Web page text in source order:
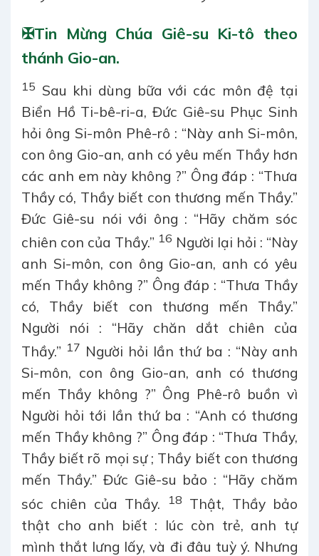
✠Tin Mừng Chúa Giê-su Ki-tô theo
thánh Gio-an.
15 Sau khi dùng bữa với các môn đệ tại
Biển Hồ Ti-bê-ri-a, Đức Giê-su Phục Sinh
hỏi ông Si-môn Phê-rô : “Này anh Si-môn,
con ông Gio-an, anh có yêu mến Thầy hơn
các anh em này không ?” Ông đáp : “Thưa
Thầy có, Thầy biết con thương mến Thầy.”
Đức Giê-su nói với ông : “Hãy chăm sóc
chiên con của Thầy.” 16 Người lại hỏi : “Này
anh Si-môn, con ông Gio-an, anh có yêu
mến Thầy không ?” Ông đáp : “Thưa Thầy
có, Thầy biết con thương mến Thầy.”
Người nói : “Hãy chăn dắt chiên của
Thầy.” 17 Người hỏi lần thứ ba : “Này anh
Si-môn, con ông Gio-an, anh có thương
mến Thầy không ?” Ông Phê-rô buồn vì
Người hỏi tới lần thứ ba : “Anh có thương
mến Thầy không ?” Ông đáp : “Thưa Thầy,
Thầy biết rõ mọi sự ; Thầy biết con thương
mến Thầy.” Đức Giê-su bảo : “Hãy chăm
sóc chiên của Thầy.
18 Thật, Thầy bảo
thật cho anh biết : lúc còn trẻ, anh tự
mình thắt lưng lấy, và đi đâu tuỳ ý. Nhưng